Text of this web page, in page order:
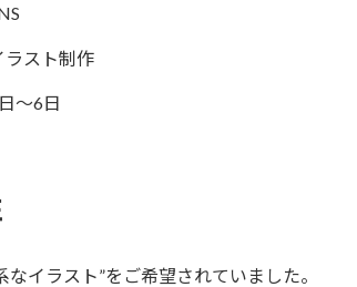
ラスト制作
～6日
イラスト”をご希望されていました。